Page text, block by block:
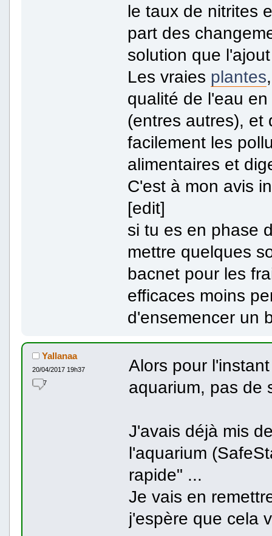
le taux de nitrites
part des
solution que
Les vraies plantes
qualité de l'eau
(entres autres), et
facilement les
alimentaires et
C'est à mon avis
[edit]
si tu es en phase
mettre quelques
bacnet pour les
efficaces moins
d'ensemencer un
Yallanaa
20/04/2017 19h37
7
Alors pour
aquarium, pas de
J'avais déjà mis
l'aquarium
rapide" ...
Je vais en
j'espère que cela